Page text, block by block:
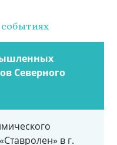
Северного
в г.